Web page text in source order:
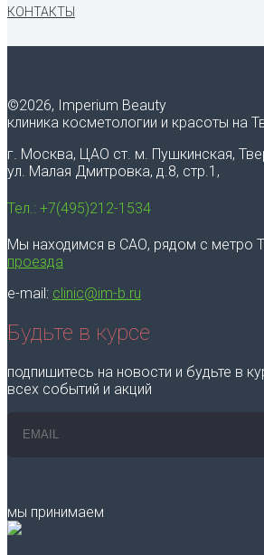
КОНТАКТЫ
©2026, Imperium Beauty
клиника косметологии и красоты на
г. Москва, ЦАО ст. м. Пушкинская,
ул. Малая Дмитровка, д.8, стр.1,
Тел.: +7(495)212-1534
Мы находимся в САО, рядом с метро
проезда
e-mail: clinic@im-b.ru
Будьте в курсе
подпишитесь на новости и будьте в
всех событий и акций
мы принимаем